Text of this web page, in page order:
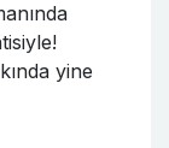
yine